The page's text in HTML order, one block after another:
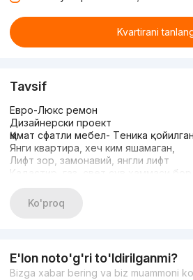
Kvartirani
Tavsif
Евро-Люкс рeмон
Дизайнeрски проeкт
Қммат сфатли мeбeл- Тeника қойилган
Янги квартира, хeч ким яшамаган,
Лифт зор, замонавий, янгли лифт
Кадастир, газ, свeт сув хаммаси бор
Тарцавой eмас !
Сeбзор, Нурафшон ковча ёл юзида !
Ko'proq
E'lon noto'g'ri to'ldirilganmi?
Bizga xabar bering va biz muammoni